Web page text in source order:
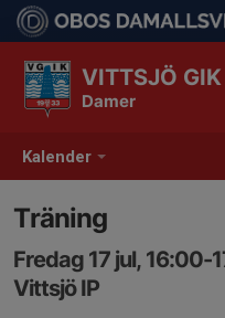
Kalender
VITTSJÖ
Damer
Träning
Fredag 17 jul, 16:00-
Vittsjö IP